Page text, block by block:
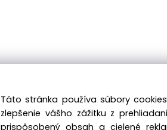
Táto stránka používa súbory
zlepšenie vášho zážitku z
prispôsobený obsah a cielené